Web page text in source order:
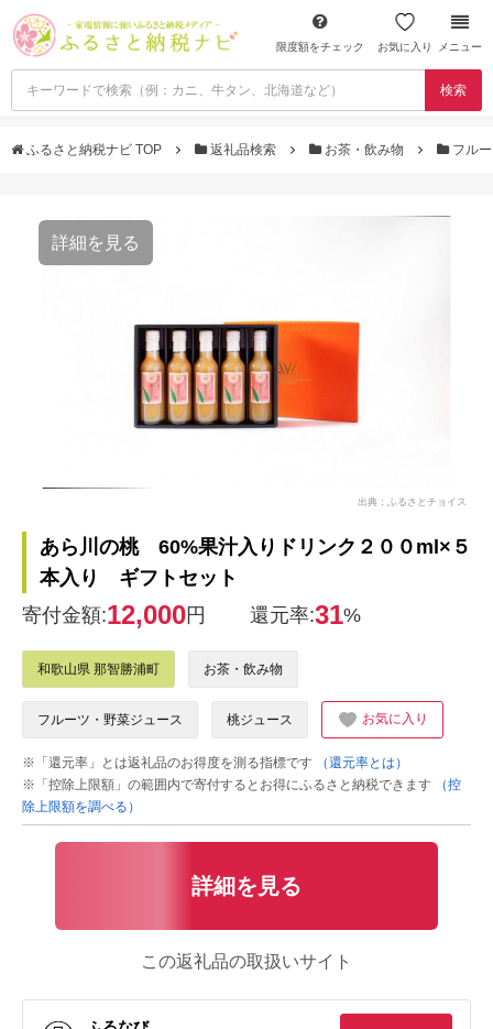
限度額をチェック お気に入り メニュー
検索
ふるさと納税ナビ TOP 返礼品検索 お茶・飲み物 フル
詳細を見る
出典：ふるさとチョイス
あら川の桃 60%果汁入りドリンク２００ml×５
本入り ギフトセット
寄付金額:12,000円 還元率:31%
和歌山県 那智勝浦町 お茶・飲み物
フルーツ・野菜ジュース 桃ジュース お気に入り
※「還元率」とは返礼品のお得度を測る指標です
（還元率とは）
※「控除上限額」の範囲内で寄付するとお得にふるさと納税できます
（控
除上限額を調べる）
詳細を見る
この返礼品の取扱いサイト